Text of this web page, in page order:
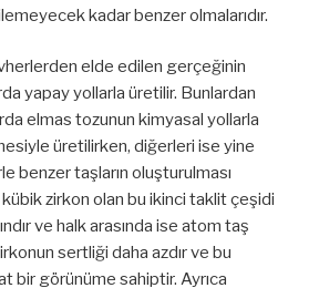
kadar benzer olmalarıdır.
elde edilen gerçeğinin
yapay yollarla üretilir. Bunlardan
elmas tozunun kimyasal yollarla
üretilirken, diğerleri ise yine
benzer taşların oluşturulması
zirkon olan bu ikinci taklit çeşidi
ve halk arasında ise atom taş
sertliği daha azdır ve bu
bir görünüme sahiptir. Ayrıca